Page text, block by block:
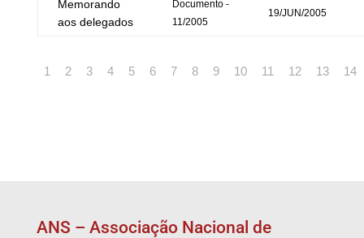
Memorando
aos delegados
Documento -
11/2005
19/JUN/2005
1 2 3 4 5 6 7 8 9 10 11 12 13 14
ANS – Associação Nacional de